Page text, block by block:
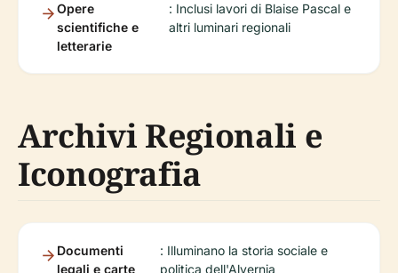
Opere
scientifiche e
letterarie
: Inclusi lavori di Blaise Pascal e
altri luminari regionali
Archivi Regionali e
Iconografia
Documenti
legali e carte
: Illuminano la storia sociale e
politica dell'Alvernia